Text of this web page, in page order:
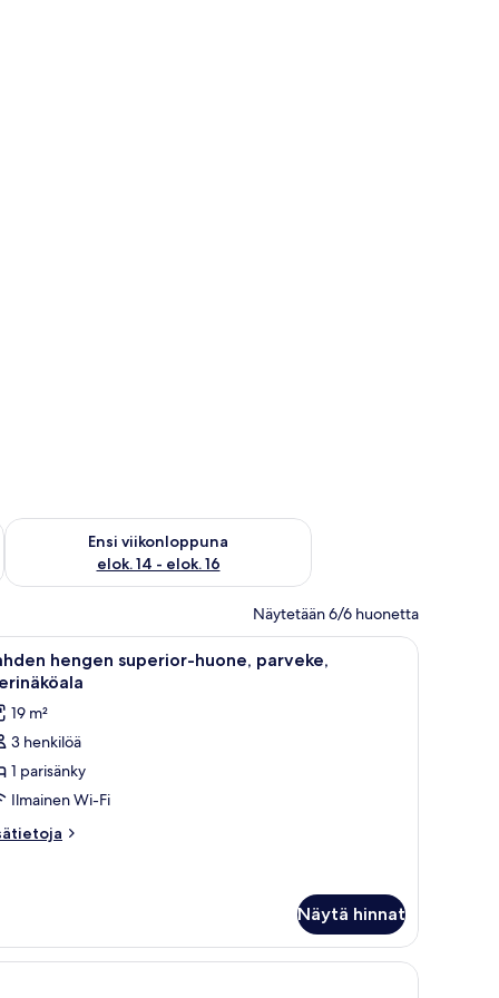
7 - elok. 9
Ensi viikonloppuna
elok. 14 - elok. 16
Tarkista ensi viikonlopun saatavuus elok. 14 - elok. 16
Näytetään 6/6 huonetta
ikkuna ja pieni työpöytä tuolilla.Minibaari, tallelokero huoneessa,
4
hengen superior-huone, parveke,
19 m²
3 henkilöä
1 parisänky
Ilmainen Wi-Fi
Näytä hinnat